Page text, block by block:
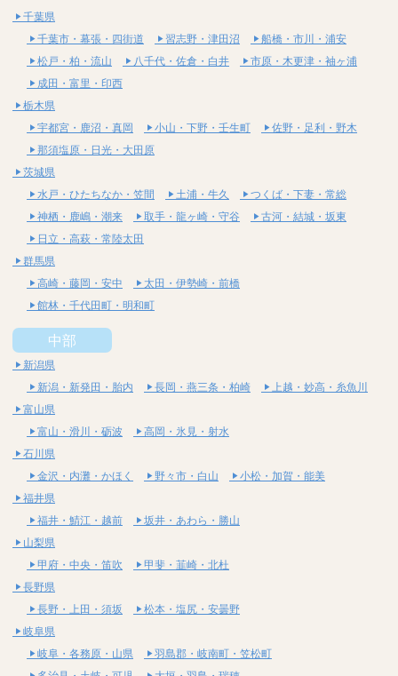
千葉県
千葉市・幕張・四街道
習志野・津田沼
船橋・市川・浦安
松戸・柏・流山
八千代・佐倉・白井
市原・木更津・袖ヶ浦
成田・富里・印西
栃木県
宇都宮・鹿沼・真岡
小山・下野・壬生町
佐野・足利・野木
那須塩原・日光・大田原
茨城県
水戸・ひたちなか・笠間
土浦・牛久
つくば・下妻・常総
神栖・鹿嶋・潮来
取手・龍ヶ崎・守谷
古河・結城・坂東
日立・高萩・常陸太田
群馬県
高崎・藤岡・安中
太田・伊勢崎・前橋
館林・千代田町・明和町
中部
新潟県
新潟・新発田・胎内
長岡・燕三条・柏崎
上越・妙高・糸魚川
富山県
富山・滑川・砺波
高岡・氷見・射水
石川県
金沢・内灘・かほく
野々市・白山
小松・加賀・能美
福井県
福井・鯖江・越前
坂井・あわら・勝山
山梨県
甲府・中央・笛吹
甲斐・韮崎・北杜
長野県
長野・上田・須坂
松本・塩尻・安曇野
岐阜県
岐阜・各務原・山県
羽島郡・岐南町・笠松町